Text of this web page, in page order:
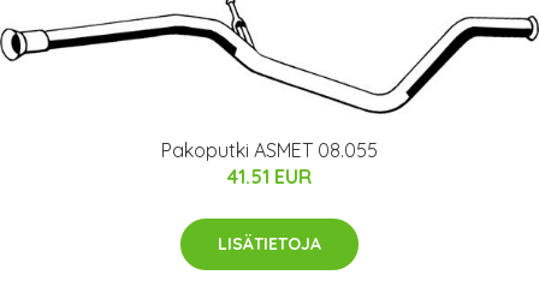
Pakoputki ASMET 08.055
41.51 EUR
LISÄTIETOJA